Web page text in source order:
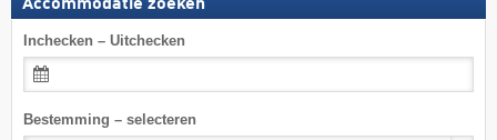
Accommodatie zoeken
Inchecken – Uitchecken
Bestemming – selecteren